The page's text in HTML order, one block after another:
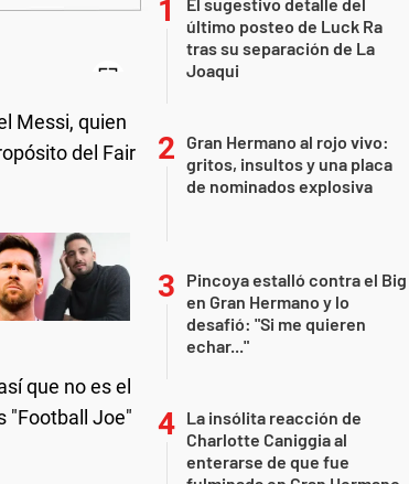
Messi, quien
del Fair
que no es el
"Football Joe"
último posteo de Luck Ra
tras su separación de La
Joaqui
Gran Hermano al rojo vivo:
gritos, insultos y una placa
de nominados explosiva
Pincoya estalló contra el Big
en Gran Hermano y lo
desafió: "Si me quieren
echar..."
La insólita reacción de
Charlotte Caniggia al
enterarse de que fue